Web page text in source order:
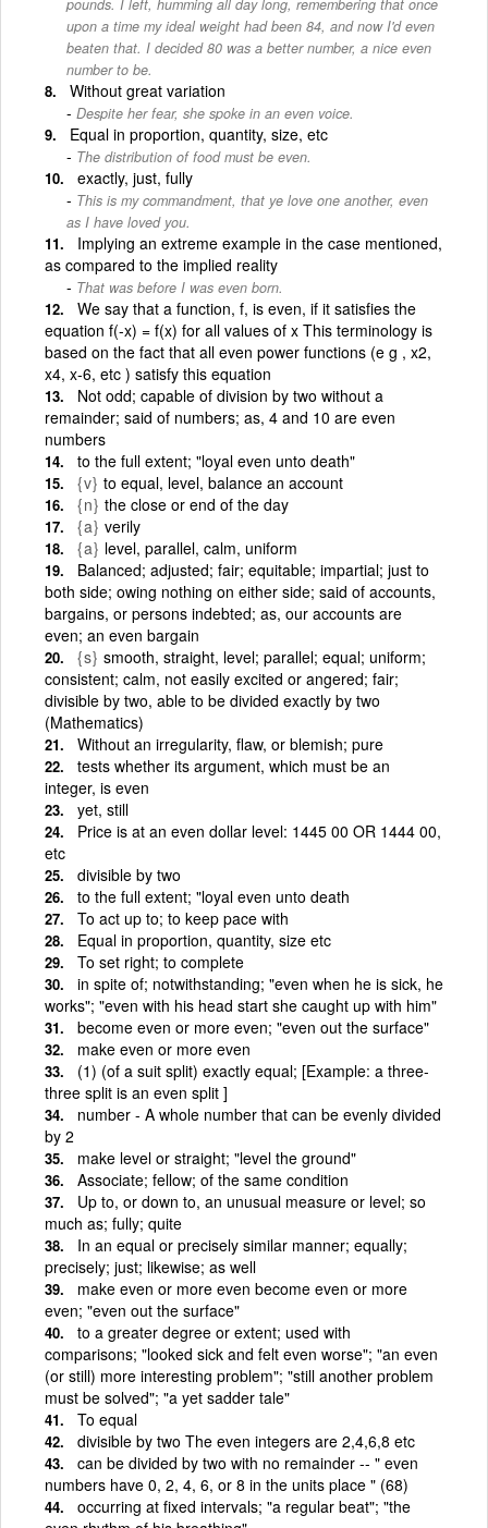
pounds. I left, humming all day long, remembering that once
upon a time my ideal weight had been 84, and now I'd even
beaten that. I decided 80 was a better number, a nice even
number to be.
Without great variation
Despite her fear, she spoke in an even voice.
Equal in proportion, quantity, size, etc
The distribution of food must be even.
exactly, just, fully
This is my commandment, that ye love one another, even
as I have loved you.
Implying an extreme example in the case mentioned,
as compared to the implied reality
That was before I was even born.
We say that a function, f, is even, if it satisfies the
equation f(-x) = f(x) for all values of x This terminology is
based on the fact that all even power functions (e g , x2,
x4, x-6, etc ) satisfy this equation
Not odd; capable of division by two without a
remainder; said of numbers; as, 4 and 10 are even
numbers
to the full extent; "loyal even unto death"
{v} to equal, level, balance an account
{n} the close or end of the day
{a} verily
{a} level, parallel, calm, uniform
Balanced; adjusted; fair; equitable; impartial; just to
both side; owing nothing on either side; said of accounts,
bargains, or persons indebted; as, our accounts are
even; an even bargain
{s} smooth, straight, level; parallel; equal; uniform;
consistent; calm, not easily excited or angered; fair;
divisible by two, able to be divided exactly by two
(Mathematics)
Without an irregularity, flaw, or blemish; pure
tests whether its argument, which must be an
integer, is even
yet, still
Price is at an even dollar level: 1445 00 OR 1444 00,
etc
divisible by two
to the full extent; "loyal even unto death
To act up to; to keep pace with
Equal in proportion, quantity, size etc
To set right; to complete
in spite of; notwithstanding; "even when he is sick, he
works"; "even with his head start she caught up with him"
become even or more even; "even out the surface"
make even or more even
(1) (of a suit split) exactly equal; [Example: a three-
three split is an even split ]
number - A whole number that can be evenly divided
by 2
make level or straight; "level the ground"
Associate; fellow; of the same condition
Up to, or down to, an unusual measure or level; so
much as; fully; quite
In an equal or precisely similar manner; equally;
precisely; just; likewise; as well
make even or more even become even or more
even; "even out the surface"
to a greater degree or extent; used with
comparisons; "looked sick and felt even worse"; "an even
(or still) more interesting problem"; "still another problem
must be solved"; "a yet sadder tale"
To equal
divisible by two The even integers are 2,4,6,8 etc
can be divided by two with no remainder -- " even
numbers have 0, 2, 4, 6, or 8 in the units place " (68)
occurring at fixed intervals; "a regular beat"; "the